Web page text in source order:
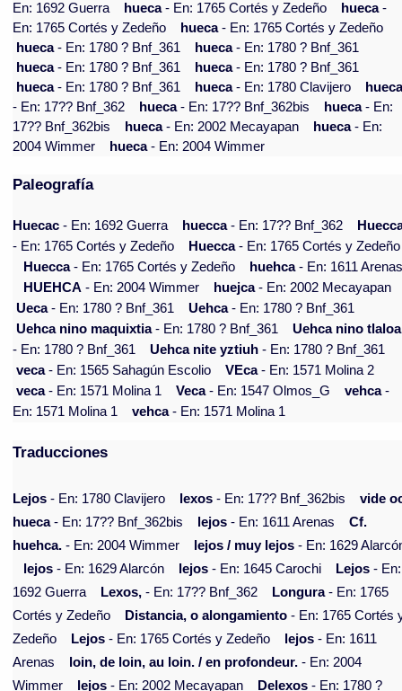
En: 1692 Guerra
hueca- En: 1765 Cortés y Zedeño hueca-
En: 1765 Cortés y Zedeño
hueca- En: 1765 Cortés y Zedeño
hueca- En: 1780 ? Bnf_361 hueca- En: 1780 ? Bnf_361
hueca- En: 1780 ? Bnf_361 hueca- En: 1780 ? Bnf_361
hueca- En: 1780 ? Bnf_361 hueca- En: 1780 Clavijero
- En: 17?? Bnf_362
hueca- En: 17?? Bnf_362bis hueca- En:
17?? Bnf_362bis
hueca- En: 2002 Mecayapan hueca- En:
2004 Wimmer
hueca- En: 2004 Wimmer
Paleografía
Huecac - En: 1692 Guerra huecca- En: 17?? Bnf_362
- En: 1765 Cortés y Zedeño
Huecca- En: 1765 Cortés y Zedeño
Huecca- En: 1765 Cortés y Zedeño huehca- En: 1611
HUEHCA - En: 2004 Wimmer huejca- En: 2002 Mecayapan
Ueca- En: 1780 ? Bnf_361 Uehca- En: 1780 ? Bnf_361
Uehca nino maquixtia- En: 1780 ? Bnf_361
Uehca nino tlaloa
- En: 1780 ? Bnf_361
Uehca nite yztiuh - En: 1780 ? Bnf_361
veca- En: 1565 Sahagún Escolio VEca- En: 1571 Molina 2
veca- En: 1571 Molina 1 Veca- En: 1547 Olmos_G vehca-
En: 1571 Molina 1
vehca- En: 1571 Molina 1
Traducciones
Lejos - En: 1780 Clavijero lexos - En: 17?? Bnf_362bis
vide
hueca- En: 17?? Bnf_362bis lejos - En: 1611 Arenas
Cf.
huehca. - En: 2004 Wimmer lejos / muy lejos - En: 1629
lejos - En: 1629 Alarcón lejos - En: 1645 Carochi Lejos - En:
1692 Guerra
Lexos, - En: 17?? Bnf_362 Longura- En: 1765
Cortés y Zedeño
Distancia, o alongamiento - En: 1765 Cortés
Zedeño
Lejos - En: 1765 Cortés y Zedeño lejos - En: 1611
Arenas
loin, de loin, au loin. / en profondeur. - En: 2004
Wimmer
lejos - En: 2002 Mecayapan Delexos - En: 1780 ?